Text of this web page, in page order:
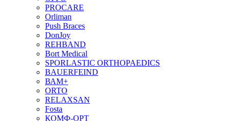
PROCARE
Orliman
Push Braces
DonJoy
REHBAND
Bort Medical
SPORLASTIC ORTHOPAEDICS
BAUERFEIND
ВАМ+
ORTO
RELAXSAN
Fosta
КОМФ-ОРТ